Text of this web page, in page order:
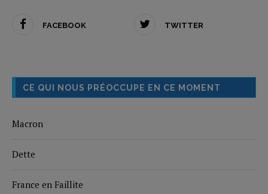
FACEBOOK TWITTER
CE QUI NOUS PRÉOCCUPE EN CE MOMENT
Macron
Dette
France en Faillite